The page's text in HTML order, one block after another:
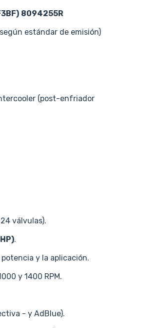
8094255R
estándar de emisión)
(post-enfriador
válvulas).
.
y la aplicación.
y 1400 RPM.
- y AdBlue).